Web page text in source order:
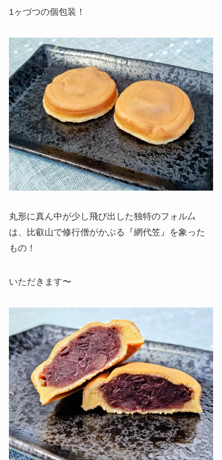
1ヶづつの個包装！
丸形に真ん中が少し飛び出した独特のフォル厶
は、比叡山で修行僧がかぶる『網代笠』を象った
もの！
いただきます〜